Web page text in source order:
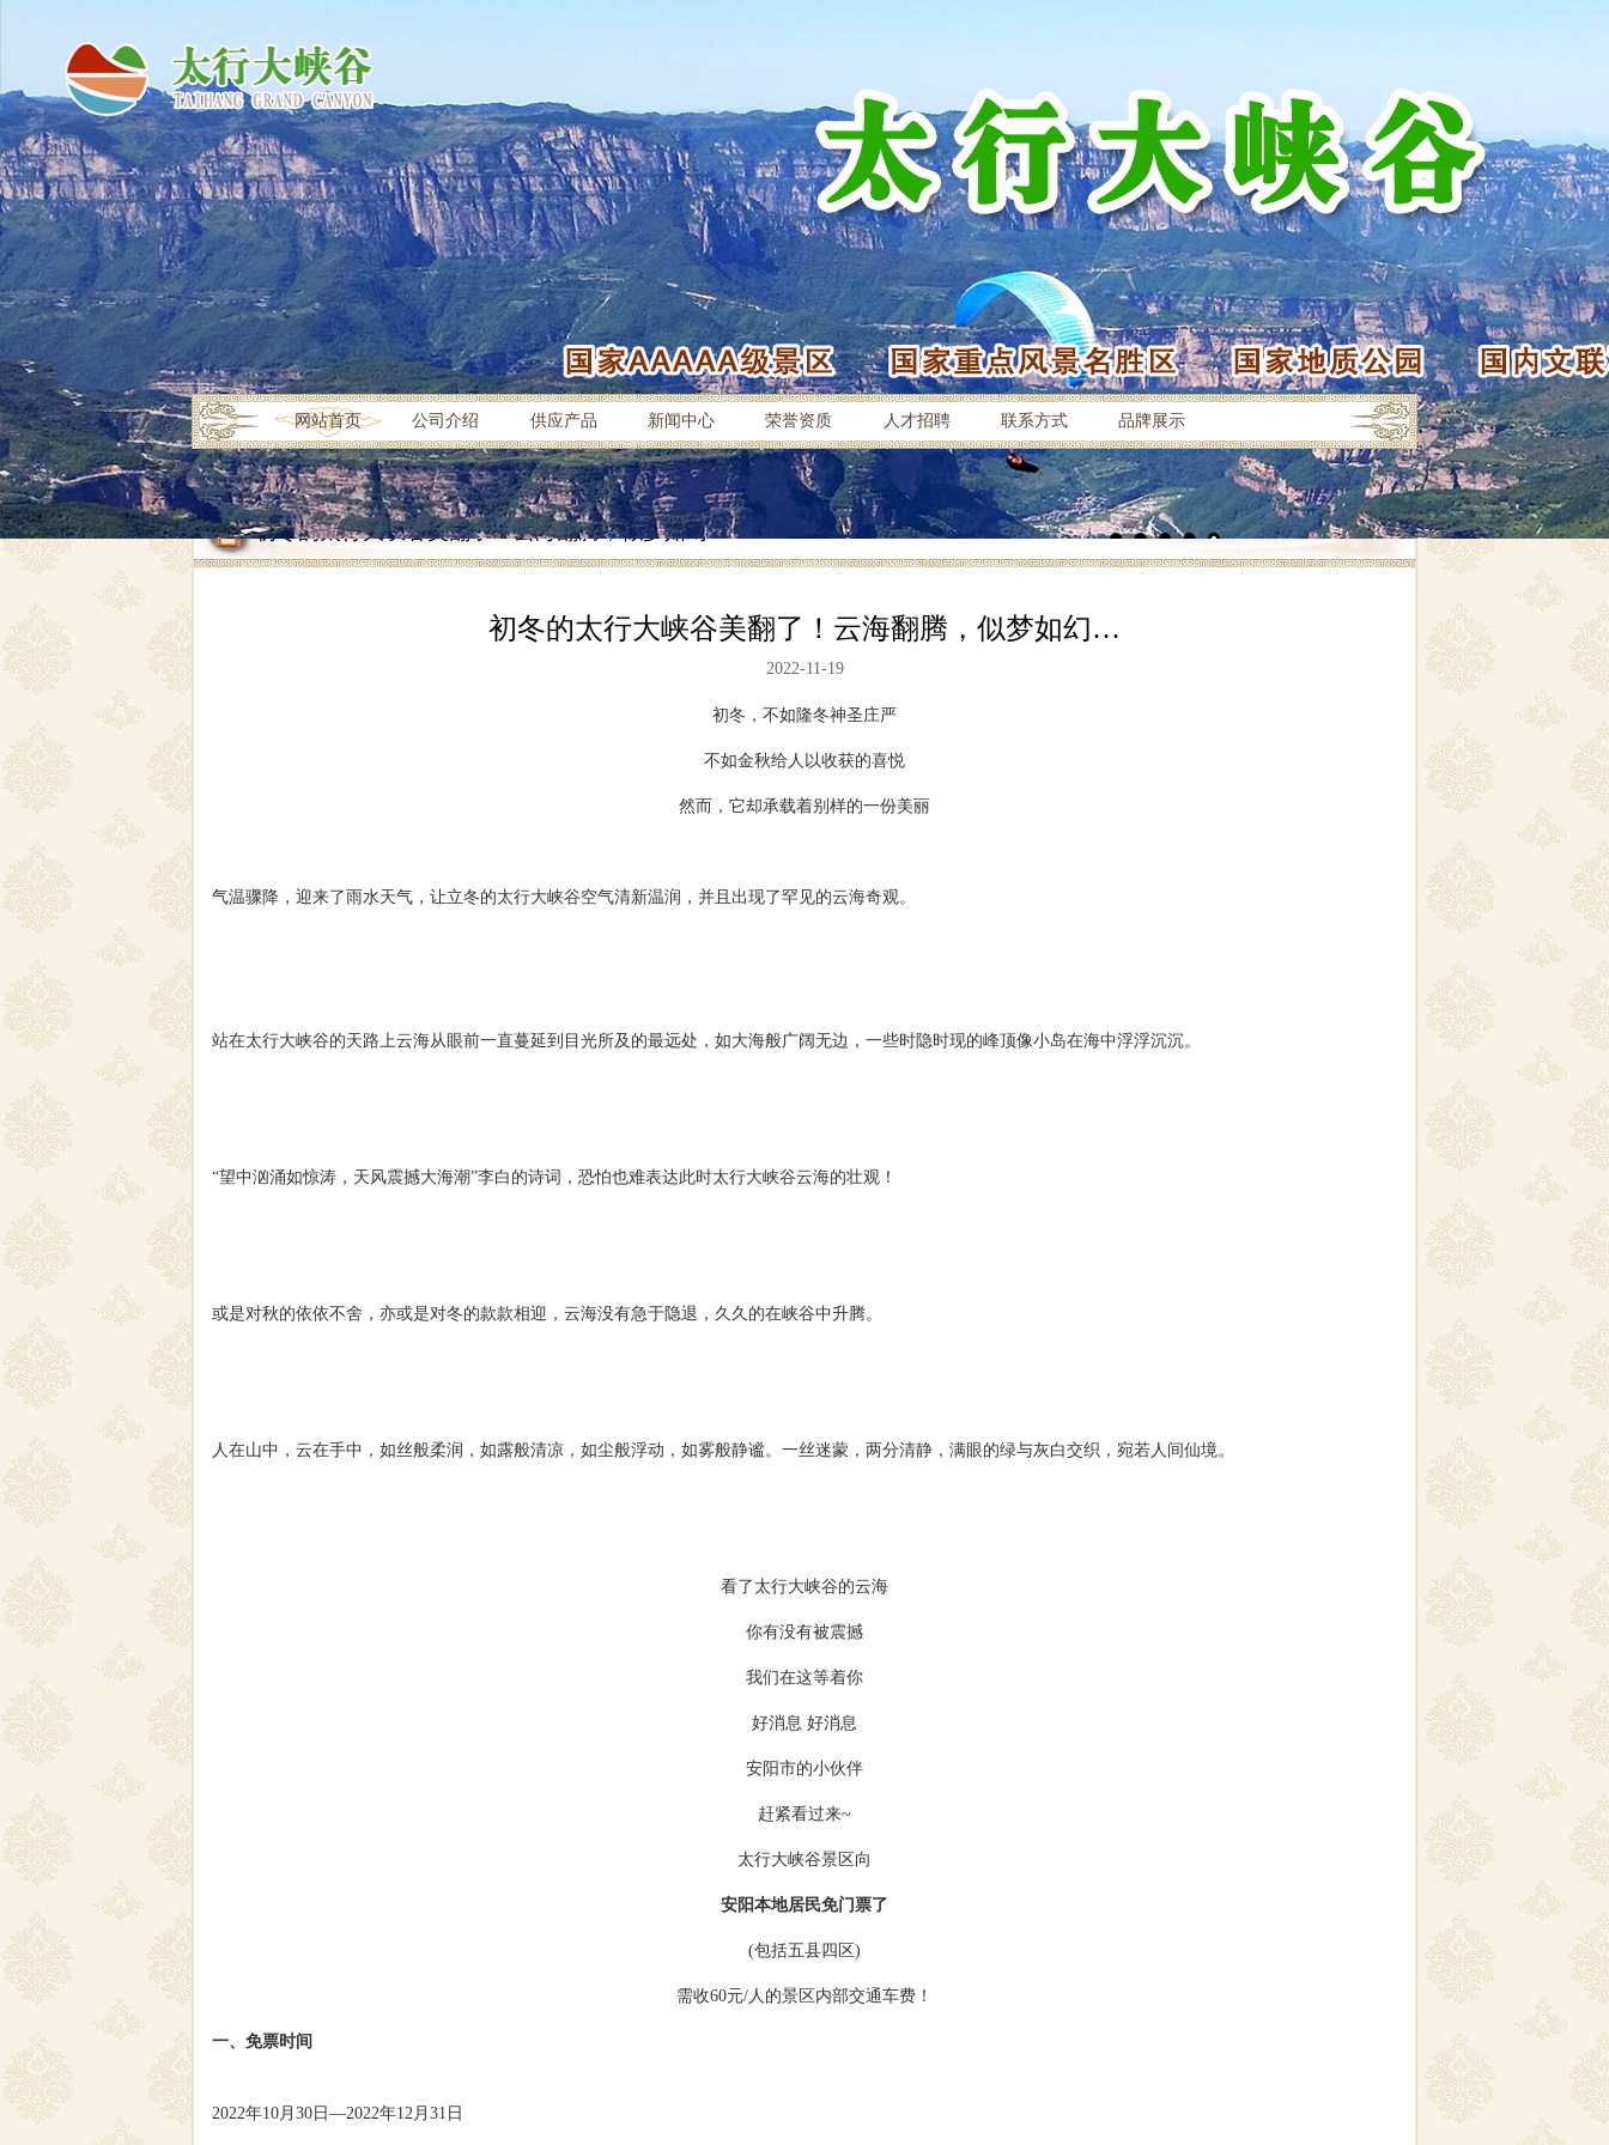
网站首页 公司介绍 供应产品 新闻中心 荣誉资质 人才招聘 联系方式 品牌展示
您现在的位置： 首页 作品欣赏 > 初冬的太行大峡谷美翻了！云海翻腾，似梦如幻…
初冬的太行大峡谷美翻了！云海翻腾，似梦如幻…
初冬的太行大峡谷美翻了！云海翻腾，似梦如幻…
2022-11-19
初冬，不如隆冬神圣庄严
不如金秋给人以收获的喜悦
然而，它却承载着别样的一份美丽
气温骤降，迎来了雨水天气，让立冬的太行大峡谷空气清新温润，并且出现了罕见的云海奇观。
站在太行大峡谷的天路上云海从眼前一直蔓延到目光所及的最远处，如大海般广阔无边，一些时隐时现的峰顶像小岛在海中浮浮沉沉。
“望中汹涌如惊涛，天风震撼大海潮”李白的诗词，恐怕也难表达此时太行大峡谷云海的壮观！
或是对秋的依依不舍，亦或是对冬的款款相迎，云海没有急于隐退，久久的在峡谷中升腾。
人在山中，云在手中，如丝般柔润，如露般清凉，如尘般浮动，如雾般静谧。一丝迷蒙，两分清静，满眼的绿与灰白交织，宛若人间仙境。
看了太行大峡谷的云海
你有没有被震撼
我们在这等着你
好消息 好消息
安阳市的小伙伴
赶紧看过来~
太行大峡谷景区向
安阳本地居民免门票了
(包括五县四区)
需收60元/人的景区内部交通车费！
一、免票时间
2022年10月30日—2022年12月31日